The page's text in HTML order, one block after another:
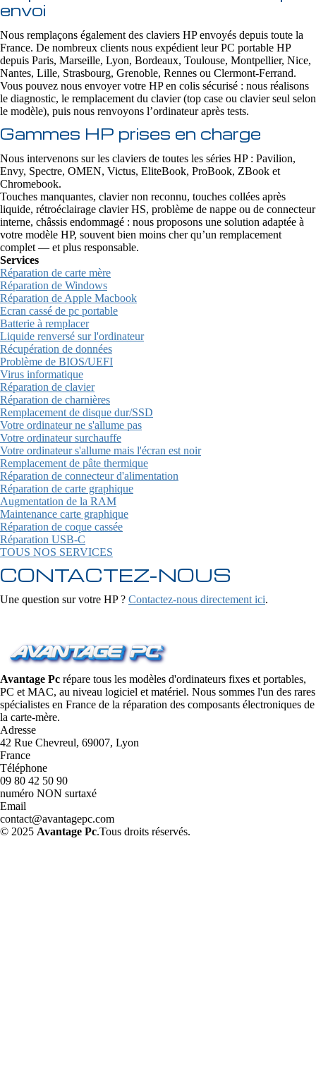
envoi
Nous remplaçons également des claviers HP envoyés depuis toute la
France. De nombreux clients nous expédient leur PC portable HP
depuis Paris, Marseille, Lyon, Bordeaux, Toulouse, Montpellier, Nice,
Nantes, Lille, Strasbourg, Grenoble, Rennes ou Clermont-Ferrand.
Vous pouvez nous envoyer votre HP en colis sécurisé : nous réalisons
le diagnostic, le remplacement du clavier (top case ou clavier seul selon
le modèle), puis nous renvoyons l’ordinateur après tests.
Gammes HP prises en charge
Nous intervenons sur les claviers de toutes les séries HP : Pavilion,
Envy, Spectre, OMEN, Victus, EliteBook, ProBook, ZBook et
Chromebook.
Touches manquantes, clavier non reconnu, touches collées après
liquide, rétroéclairage clavier HS, problème de nappe ou de connecteur
interne, châssis endommagé : nous proposons une solution adaptée à
votre modèle HP, souvent bien moins cher qu’un remplacement
complet — et plus responsable.
Services
Réparation de carte mère
Réparation de Windows
Réparation de Apple Macbook
Ecran cassé de pc portable
Batterie à remplacer
Liquide renversé sur l'ordinateur
Récupération de données
Problème de BIOS/UEFI
Virus informatique
Réparation de clavier
Réparation de charnières
Remplacement de disque dur/SSD
Votre ordinateur ne s'allume pas
Votre ordinateur surchauffe
Votre ordinateur s'allume mais l'écran est noir
Remplacement de pâte thermique
Réparation de connecteur d'alimentation
Réparation de carte graphique
Augmentation de la RAM
Maintenance carte graphique
Réparation de coque cassée
Réparation USB-C
TOUS NOS SERVICES
CONTACTEZ-NOUS
Une question sur votre HP ? Contactez-nous directement ici.
Avantage Pc répare tous les modèles d'ordinateurs fixes et portables,
PC et MAC, au niveau logiciel et matériel. Nous sommes l'un des rares
spécialistes en France de la réparation des composants électroniques de
la carte-mère.
Adresse
42 Rue Chevreul, 69007, Lyon
France
Téléphone
09 80 42 50 90
numéro NON surtaxé
Email
contact@avantagepc.com
© 2025 Avantage Pc.Tous droits réservés.